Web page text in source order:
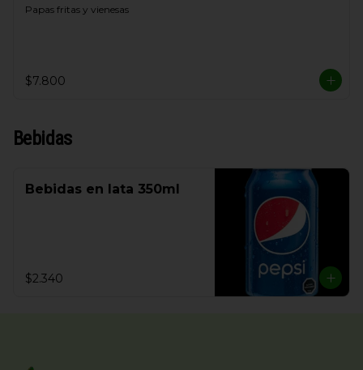
Papas fritas y vienesas
$7.800
Bebidas
Bebidas en lata 350ml
$2.340